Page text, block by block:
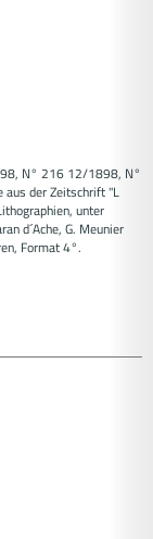
N° 216 12/1898, N°
der Zeitschrift "L
unter
d´Ache, G. Meunier
Format 4°.